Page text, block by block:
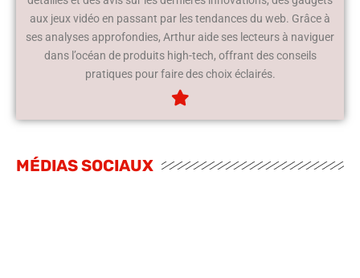
aux jeux vidéo en passant par les tendances du web. Grâce à
ses analyses approfondies, Arthur aide ses lecteurs à naviguer
dans l’océan de produits high-tech, offrant des conseils
pratiques pour faire des choix éclairés.
MÉDIAS SOCIAUX